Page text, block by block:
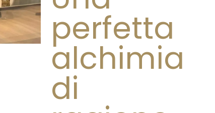
perfetta
alchimia
di